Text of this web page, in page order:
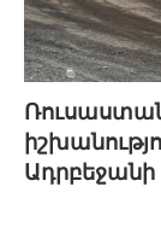
Ադրբեջանի